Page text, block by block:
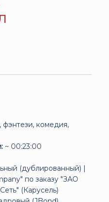
фэнтези, комедия,
~ 00:23:00
(дублированный) |
по заказу "ЗАО
(Карусель)